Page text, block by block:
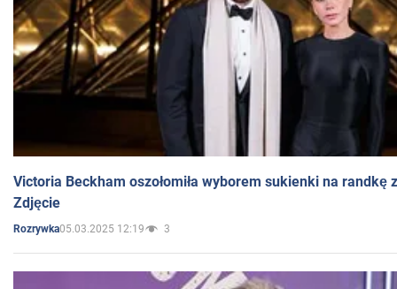
Victoria Beckham oszołomiła wyborem sukienki na randkę
Zdjęcie
Rozrywka05.03.2025 12:19 3